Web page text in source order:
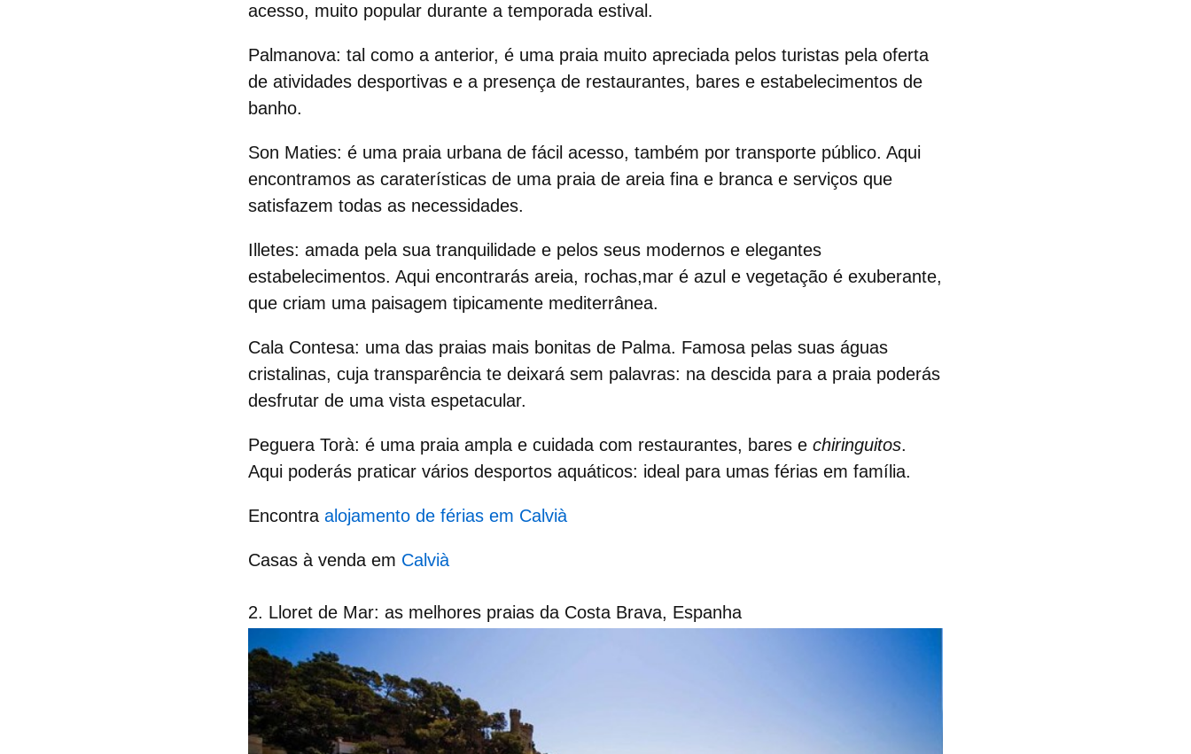
acesso, muito popular durante a temporada estival.
Palmanova: tal como a anterior, é uma praia muito apreciada pelos turistas pela oferta
de atividades desportivas e a presença de restaurantes, bares e estabelecimentos de
banho.
Son Maties: é uma praia urbana de fácil acesso, também por transporte público. Aqui
encontramos as caraterísticas de uma praia de areia fina e branca e serviços que
satisfazem todas as necessidades.
Illetes: amada pela sua tranquilidade e pelos seus modernos e elegantes
estabelecimentos. Aqui encontrarás areia, rochas,mar é azul e vegetação é exuberante,
que criam uma paisagem tipicamente mediterrânea.
Cala Contesa: uma das praias mais bonitas de Palma. Famosa pelas suas águas
cristalinas, cuja transparência te deixará sem palavras: na descida para a praia poderás
desfrutar de uma vista espetacular.
Peguera Torà: é uma praia ampla e cuidada com restaurantes, bares e chiringuitos.
Aqui poderás praticar vários desportos aquáticos: ideal para umas férias em família.
Encontra alojamento de férias em Calvià
Casas à venda em Calvià
2. Lloret de Mar: as melhores praias da Costa Brava, Espanha